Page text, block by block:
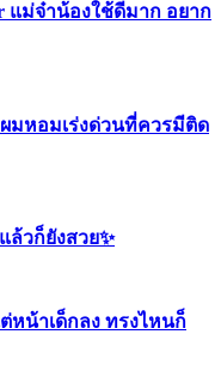
แม่จ๋าน้องใช้ดีมาก อยาก
มหอมเร่งด่วนที่ควรมีติด
ล้วก็ยังสวย✨
หน้าเด็กลง ทรงไหนก็